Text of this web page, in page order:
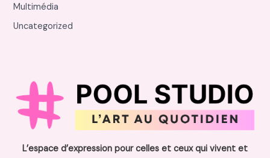
Multimédia
Uncategorized
L’espace d’expression pour celles et ceux qui vivent et